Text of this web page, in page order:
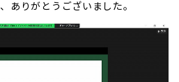
ありがとうございました。